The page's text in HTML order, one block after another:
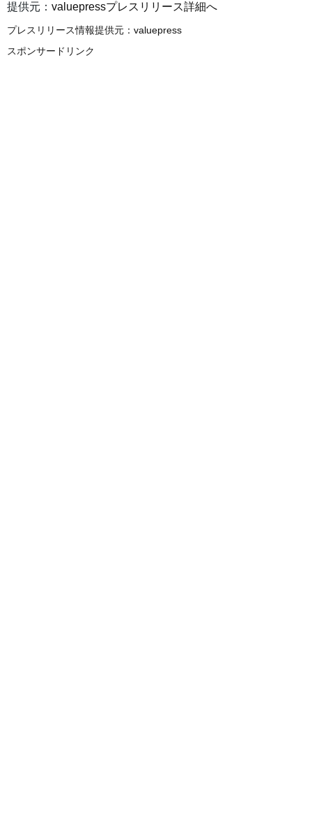
提供元： valuepressプレスリリース詳細へ
プレスリリース情報提供元： valuepress
スポンサードリンク